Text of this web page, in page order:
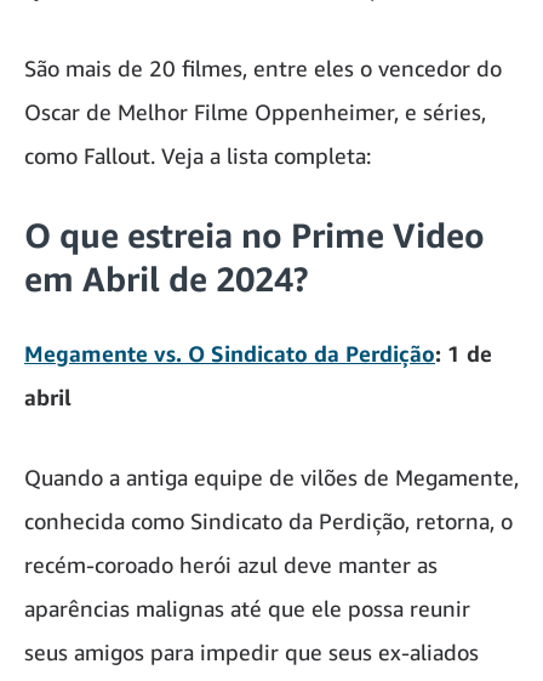
São mais de 20 filmes, entre eles o vencedor do
Oscar de Melhor Filme Oppenheimer, e séries,
como Fallout. Veja a lista completa:
O que estreia no Prime Video
em Abril de 2024?
Megamente vs. O Sindicato da Perdição: 1 de
abril
Quando a antiga equipe de vilões de Megamente,
conhecida como Sindicato da Perdição, retorna, o
recém-coroado herói azul deve manter as
aparências malignas até que ele possa reunir
seus amigos para impedir que seus ex-aliados